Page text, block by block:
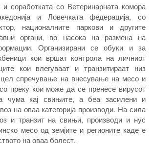
соработката со Ветеринарната комора
и Ловечката федерација, со
националните паркови и другите
органи, во насока на размена на
Организирани се обуки и за
кои вршат контрола на личниот
кои влегуваат и транзитираат низ
спречување на внесување на месо и
преку кои може да се пренесе вирусот
чума кај свињите, а беа засилени и
на оваа категорија производи. На сила
и транзит на свињи, производи и нус
месо од земјите и регионите каде е
на оваа болест.